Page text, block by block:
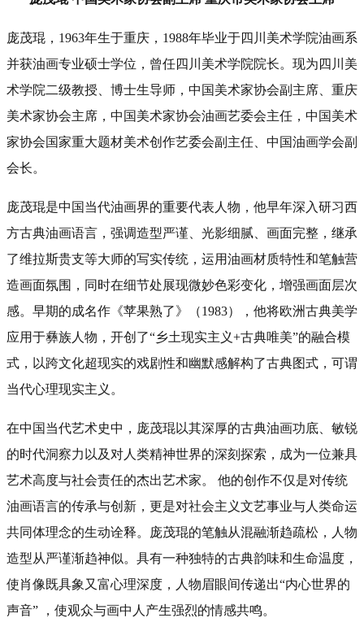
庞茂琨，1963年生于重庆，1988年毕业于四川美术学院油画系
并获油画专业硕士学位，曾任四川美术学院院长。现为四川美
术学院二级教授、博士生导师，中国美术家协会副主席、重庆
美术家协会主席，中国美术家协会油画艺委会主任，中国美术
家协会国家重大题材美术创作艺委会副主任、中国油画学会副
会长。
庞茂琨是中国当代油画界的重要代表人物，他早年深入研习西
方古典油画语言，强调造型严谨、光影细腻、画面完整，继承
了维拉斯贵支等大师的写实传统，运用油画材质特性和笔触营
造画面氛围，同时在细节处展现微妙色彩变化，增强画面层次
感。早期的成名作《苹果熟了》（1983），他将欧洲古典美学
应用于彝族人物，开创了“乡土现实主义+古典唯美”的融合模
式，以跨文化超现实的戏剧性和幽默感解构了古典图式，可谓
当代心理现实主义。
在中国当代艺术史中，庞茂琨以其深厚的古典油画功底、敏锐
的时代洞察力以及对人类精神世界的深刻探索，成为一位兼具
艺术高度与社会责任的杰出艺术家。 他的创作不仅是对传统
油画语言的传承与创新，更是对社会主义文艺事业与人类命运
共同体理念的生动诠释。庞茂琨的笔触从混融渐趋疏松，人物
造型从严谨渐趋神似。具有一种独特的古典韵味和生命温度，
使肖像既具象又富心理深度，人物眉眼间传递出“内心世界的
声音” ，使观众与画中人产生强烈的情感共鸣。